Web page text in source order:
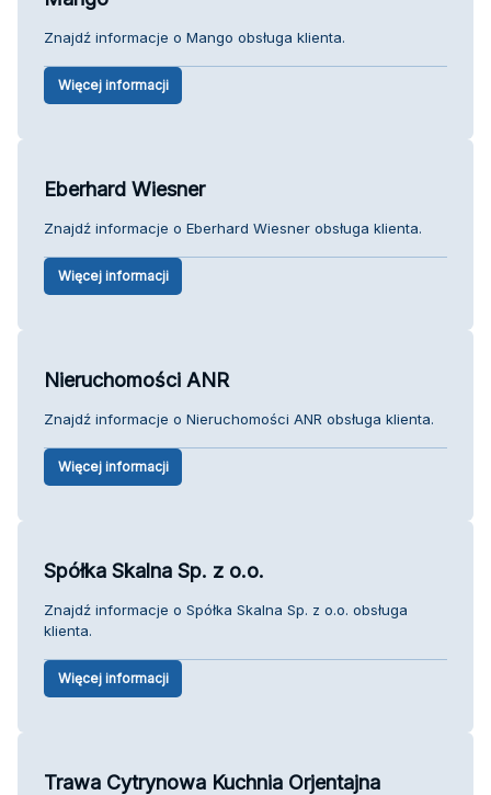
Znajdź informacje o Mango obsługa klienta.
Więcej informacji
Eberhard Wiesner
Znajdź informacje o Eberhard Wiesner obsługa klienta.
Więcej informacji
Nieruchomości ANR
Znajdź informacje o Nieruchomości ANR obsługa klienta.
Więcej informacji
Spółka Skalna Sp. z o.o.
Znajdź informacje o Spółka Skalna Sp. z o.o. obsługa
klienta.
Więcej informacji
Trawa Cytrynowa Kuchnia Orjentajna